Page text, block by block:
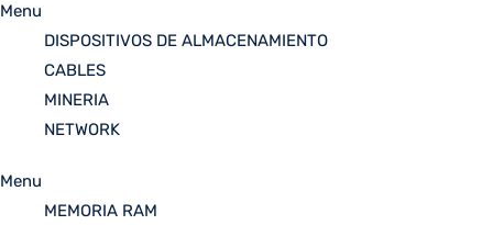
Menu
DISPOSITIVOS DE ALMACENAMIENTO
CABLES
MINERIA
NETWORK
Menu
MEMORIA RAM